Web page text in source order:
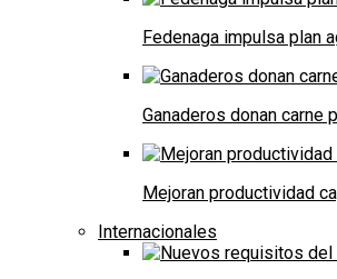
Fedenaga impulsa plan
Ganaderos donan carne
Mejoran productividad
Internacionales